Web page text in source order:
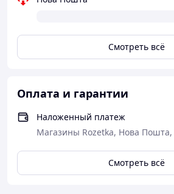
Комплектация:
Смотреть всё
Оплата и гарантии
Наложенный платеж
Магазины Rozetka, Нова
Смотреть всё